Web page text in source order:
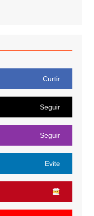
Curtir
Seguir
Seguir
Evite